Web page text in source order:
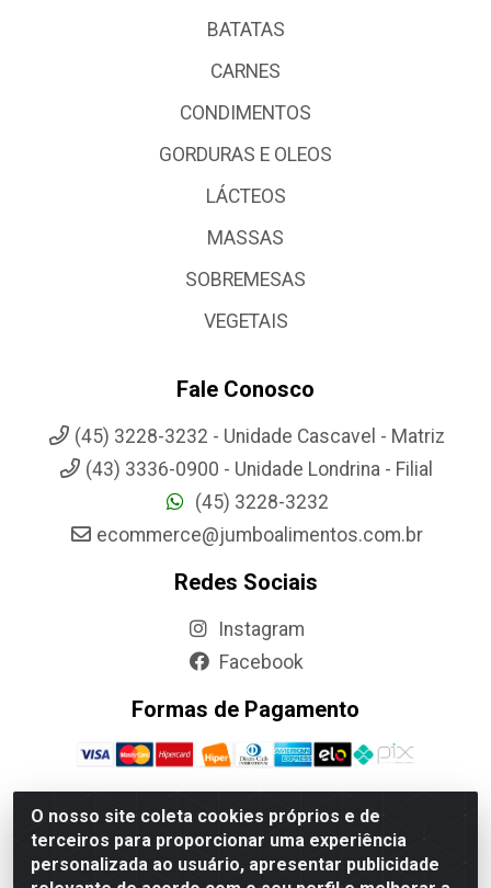
O nosso site coleta cookies próprios e de
terceiros para proporcionar uma experiência
personalizada ao usuário, apresentar publicidade
BATATAS
CARNES
CONDIMENTOS
GORDURAS E OLEOS
LÁCTEOS
MASSAS
SOBREMESAS
VEGETAIS
Fale Conosco
(45) 3228-3232 - Unidade Cascavel - Matriz
(43) 3336-0900 - Unidade Londrina - Filial
(45) 3228-3232
ecommerce@jumboalimentos.com.br
Redes Sociais
Instagram
Facebook
Formas de Pagamento
Jumbo Alimentos Cascavel - Matriz - Rua Itatiba Do Sul, 161 -
Santos Dumont, Cascavel-PR - CEP 85804-700- CNPJ